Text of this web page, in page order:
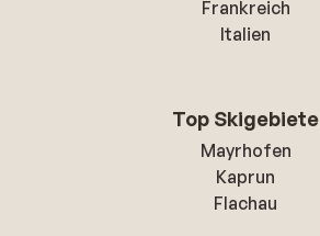
Frankreich
Italien
Top Skigebiete
Mayrhofen
Kaprun
Flachau